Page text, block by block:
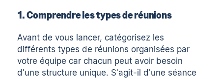
1. Comprendre les types de réunions
Avant de vous lancer, catégorisez les
différents types de réunions organisées par
votre équipe car chacun peut avoir besoin
d'une structure unique. S'agit-il d'une séance